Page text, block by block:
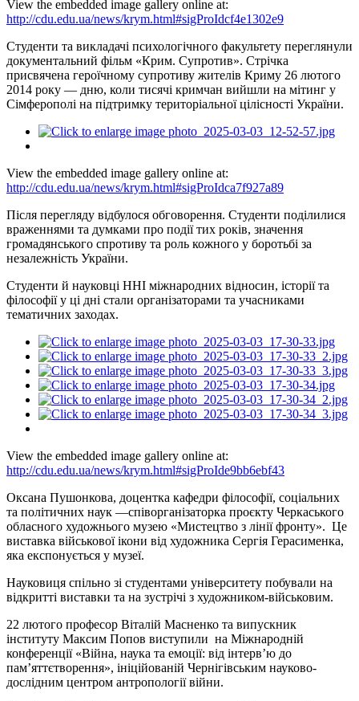
View the embedded image gallery online at:
http://cdu.edu.ua/news/krym.html#sigProIdcf4e1302e9
Студенти та викладачі психологічного факультету переглянули
документальний фільм «Крим. Супротив». Стрічка
присвячена героїчному супротиву жителів Криму 26 лютого
2014 року — дню, коли тисячі кримчан вийшли на мітинг у
Сімферополі на підтримку територіальної цілісності України.
View the embedded image gallery online at:
http://cdu.edu.ua/news/krym.html#sigProIdca7f927a89
Після перегляду відбулося обговорення. Студенти поділилися
враженнями та думками про події тих років, значення
громадянського спротиву та роль кожного у боротьбі за
незалежність України.
Студенти й науковці ННІ міжнародних відносин, історії та
філософії у ці дні стали організаторами та учасниками
тематичних заходах.
View the embedded image gallery online at:
http://cdu.edu.ua/news/krym.html#sigProIde9bb6ebf43
Оксана Пушонкова, доцентка кафедри філософії, соціальних
та політичних наук —співорганізаторка проєкту Черкаського
обласного художнього музею «Мистецтво з лінії фронту». Це
виставка військової ікони від художника Сергія Герасименка,
яка експонується у музеї.
Науковиця спільно зі студентами університету побували на
відкритті виставки та на зустрічі з художником-військовим.
22 лютого професор Віталій Масненко та випускник
інституту Максим Попов виступили на Міжнародній
конференції «Війна, наука та емоції: від інтерв’ю до
пам’яттєтворення», ініційованій Чернігівським науково-
дослідним центром антропології війни.